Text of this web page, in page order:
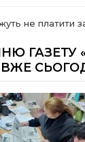
не платити
послуг: про
Юристка
переміщеної
обласного
– 2026» у
ГАЗЕТУ